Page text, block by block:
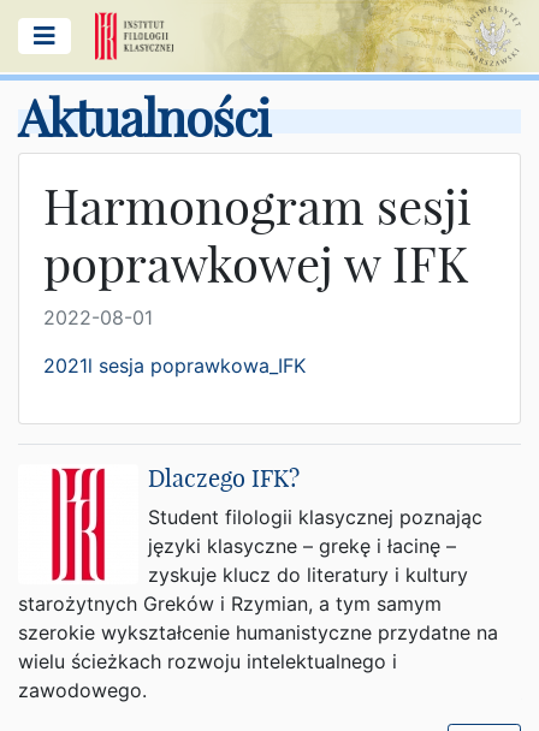
Aktualności
Harmonogram sesji
poprawkowej w IFK
2022-08-01
2021l sesja poprawkowa_IFK
Dlaczego IFK?
Student filologii klasycznej poznając
języki klasyczne – grekę i łacinę –
zyskuje klucz do literatury i kultury
starożytnych Greków i Rzymian, a tym samym
szerokie wykształcenie humanistyczne przydatne na
wielu ścieżkach rozwoju intelektualnego i
zawodowego.